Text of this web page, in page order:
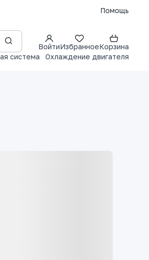
Помощь
ВойтиИзбранноеКорзина
система Охлаждение двигателя